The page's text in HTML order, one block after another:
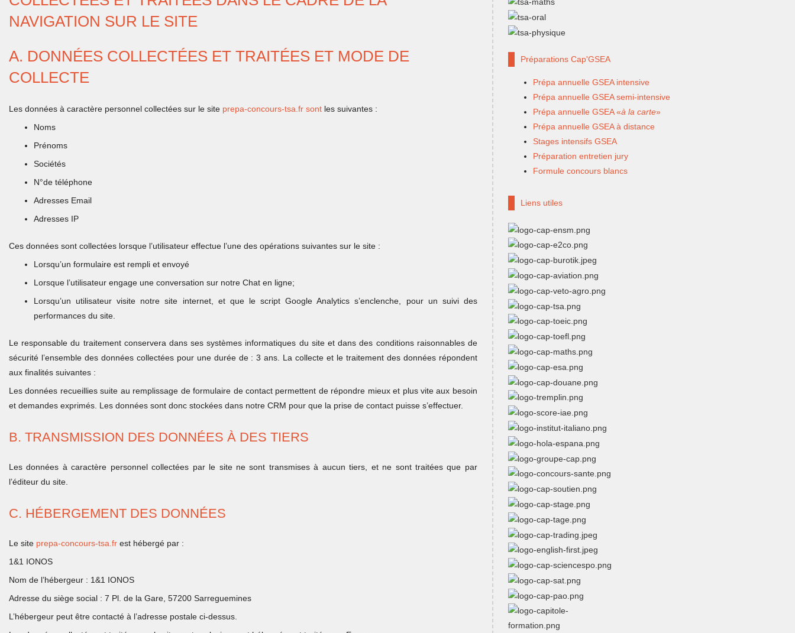
NAVIGATION SUR LE SITE
A. DONNÉES COLLECTÉES ET TRAITÉES ET MODE DE
COLLECTE
Les données à caractère personnel collectées sur le site prepa-concours-tsa.fr sont les suivantes :
Noms
Prénoms
Sociétés
N°de téléphone
Adresses Email
Adresses IP
Ces données sont collectées lorsque l’utilisateur effectue l’une des opérations suivantes sur le site :
Lorsqu’un formulaire est rempli et envoyé
Lorsque l’utilisateur engage une conversation sur notre Chat en ligne;
Lorsqu’un utilisateur visite notre site internet, et que le script Google Analytics s’enclenche, pour un suivi des
performances du site.
Le responsable du traitement conservera dans ses systèmes informatiques du site et dans des conditions raisonnables de
sécurité l’ensemble des données collectées pour une durée de : 3 ans. La collecte et le traitement des données répondent
aux finalités suivantes :
Les données recueillies suite au remplissage de formulaire de contact permettent de répondre mieux et plus vite aux besoin
et demandes exprimés. Les données sont donc stockées dans notre CRM pour que la prise de contact puisse s’effectuer.
B. TRANSMISSION DES DONNÉES À DES TIERS
Les données à caractère personnel collectées par le site ne sont transmises à aucun tiers, et ne sont traitées que par
l’éditeur du site.
C. HÉBERGEMENT DES DONNÉES
Le site prepa-concours-tsa.fr est hébergé par :
1&1 IONOS
Nom de l’hébergeur : 1&1 IONOS
Adresse du siège social : 7 Pl. de la Gare, 57200 Sarreguemines
L’hébergeur peut être contacté à l’adresse postale ci-dessus.
Préparations Cap'GSEA
Prépa annuelle GSEA intensive
Prépa annuelle GSEA semi-intensive
Prépa annuelle GSEA «à la carte»
Prépa annuelle GSEA à distance
Stages intensifs GSEA
Préparation entretien jury
Formule concours blancs
Liens utiles